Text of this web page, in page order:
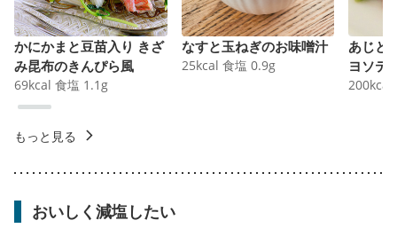
かにかまと豆苗入り きざ
み昆布のきんぴら風
69kcal 食塩 1.1 g
なすと玉ねぎのお味噌汁
25kcal 食塩 0.9g
あじと
ヨソテ
200kcal
もっと見る
おいしく減塩したい